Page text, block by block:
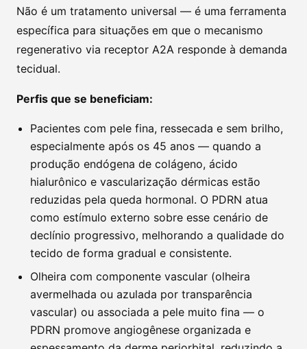
Não é um tratamento universal — é uma ferramenta
específica para situações em que o mecanismo
regenerativo via receptor A2A responde à demanda
tecidual.
Perfis que se beneficiam:
Pacientes com pele fina, ressecada e sem brilho,
especialmente após os 45 anos — quando a
produção endógena de colágeno, ácido
hialurônico e vascularização dérmicas estão
reduzidas pela queda hormonal. O PDRN atua
como estímulo externo sobre esse cenário de
declínio progressivo, melhorando a qualidade do
tecido de forma gradual e consistente.
Olheira com componente vascular (olheira
avermelhada ou azulada por transparência
vascular) ou associada a pele muito fina — o
PDRN promove angiogênese organizada e